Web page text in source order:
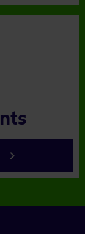
keyboard_arrow_right